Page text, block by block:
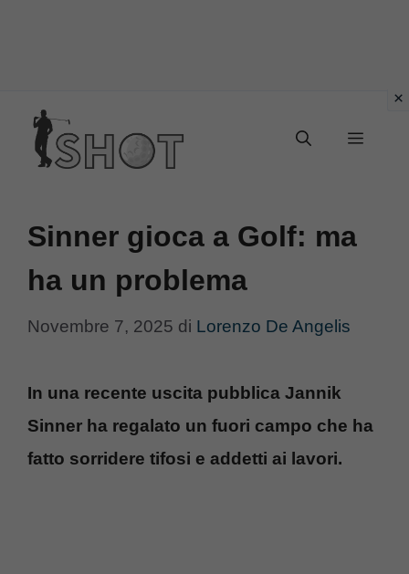
contenuto
Menu
Sinner gioca a Golf: ma
ha un problema
Novembre 7, 2025 di Lorenzo De Angelis
In una recente uscita pubblica Jannik
Sinner ha regalato un fuori campo che ha
fatto sorridere tifosi e addetti ai lavori.